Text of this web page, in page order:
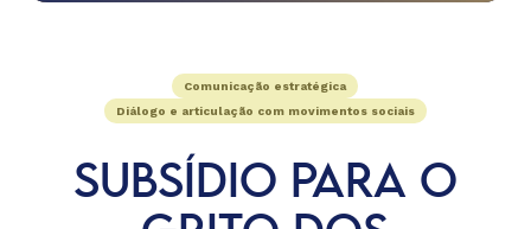
Comunicação estratégica
Diálogo e articulação com movimentos sociais
SUBSÍDIO PARA O